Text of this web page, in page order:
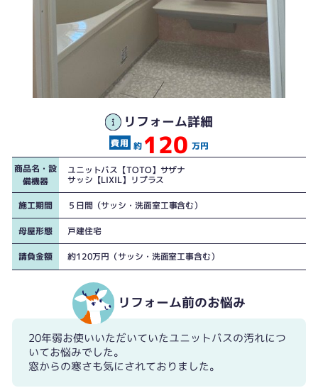
リフォーム詳細
約 120 万円
商品名・設
備機器
ユニットバス【TOTO】サザナ
サッシ【LIXIL】リプラス
施工期間 ５日間（サッシ・洗面室工事含む）
母屋形態 戸建住宅
請負金額 約120万円（サッシ・洗面室工事含む）
リフォーム前のお悩み
20年弱お使いいただいていたユニットバスの汚れにつ
いてお悩みでした。
窓からの寒さも気にされておりました。